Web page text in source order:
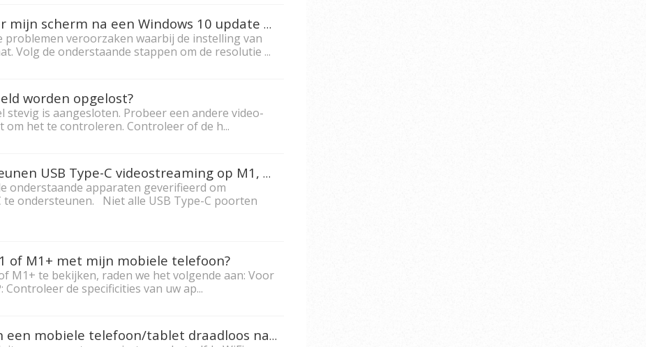
Wat moet ik doen wanneer mijn scherm na een Windows 10 update geen native resolutie weergeeft?
problemen veroorzaken waarbij de instelling van
Volg de onderstaande stappen om de resolutie ...
worden opgelost?
is aangesloten. Probeer een andere video-
het te controleren. Controleer of de h...
Welke apparaten ondersteunen USB Type-C videostreaming op M1, M1+,M1+_G2, M1+_V, M2 en X10-4K?
onderstaande apparaten geverifieerd om
te ondersteunen. Niet alle USB Type-C poorten
of M1+ met mijn mobiele telefoon?
M1+ te bekijken, raden we het volgende aan: Voor
de specificities van uw ap...
Hoe kan ik het scherm van een mobiele telefoon/tablet draadloos naar een smart projector spiegelen?